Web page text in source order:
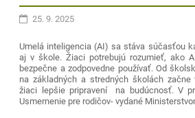
25. 9. 2025
Umelá inteligencia (AI) sa stáva súčasťou
aj v škole. Žiaci potrebujú rozumieť, ako
bezpečne a zodpovedne používať. Od
na základných a stredných školách
žiaci lepšie pripravení na budúcnosť. V
Usmernenie pre rodičov- vydané